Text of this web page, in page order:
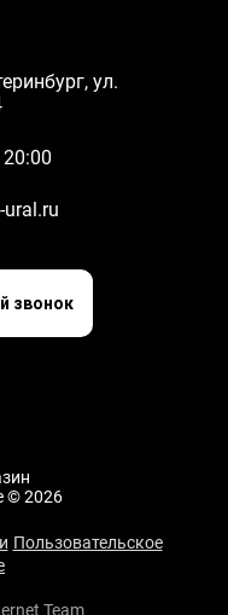
ул.
ural.ru
звонок
© 2026
Пользовательское
Team